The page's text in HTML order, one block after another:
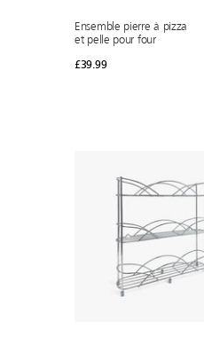
Ensemble pierre à pizza
et pelle pour four
£39.99